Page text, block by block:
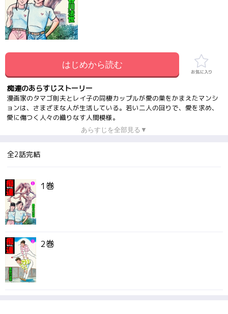
はじめから読む
痴連のあらすじストーリー
漫画家のタマゴ則夫とレイ子の同棲カップルが愛の巣をかまえたマンシ
ョンは、さまざまな人が生活している。若い二人の回りで、愛を求め、
愛に傷つく人々の織りなす人間模様。
あらすじを全部見る▼
全2話完結
1巻
2巻